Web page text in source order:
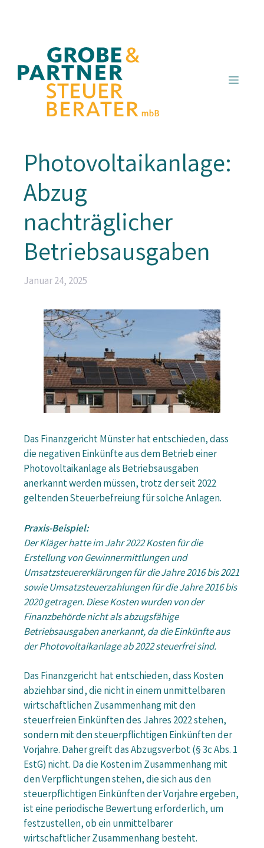
Menü
Photovoltaikanlage:
Abzug
nachträglicher
Betriebsausgaben
Januar 24, 2025
Das Finanzgericht Münster hat entschieden, dass
die negativen Einkünfte aus dem Betrieb einer
Photovoltaikanlage als Betriebsausgaben
anerkannt werden müssen, trotz der seit 2022
geltenden Steuerbefreiung für solche Anlagen.
Praxis-Beispiel:
Der Kläger hatte im Jahr 2022 Kosten für die
Erstellung von Gewinnermittlungen und
Umsatzsteuererklärungen für die Jahre 2016 bis 2021
sowie Umsatzsteuerzahlungen für die Jahre 2016 bis
2020 getragen. Diese Kosten wurden von der
Finanzbehörde nicht als abzugsfähige
Betriebsausgaben anerkannt, da die Einkünfte aus
der Photovoltaikanlage ab 2022 steuerfrei sind.
Das Finanzgericht hat entschieden, dass Kosten
abziehbar sind, die nicht in einem unmittelbaren
wirtschaftlichen Zusammenhang mit den
steuerfreien Einkünften des Jahres 2022 stehen,
sondern mit den steuerpflichtigen Einkünften der
Vorjahre. Daher greift das Abzugsverbot (§ 3c Abs. 1
EstG) nicht. Da die Kosten im Zusammenhang mit
den Verpflichtungen stehen, die sich aus den
steuerpflichtigen Einkünften der Vorjahre ergeben,
ist eine periodische Bewertung erforderlich, um
festzustellen, ob ein unmittelbarer
wirtschaftlicher Zusammenhang besteht.